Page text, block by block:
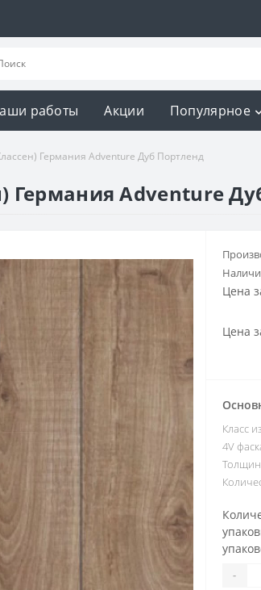
работы Акции Популярное
Германия Adventure Дуб Портленд
Германия Adventure
Цена
Цена
Класс
4V
-